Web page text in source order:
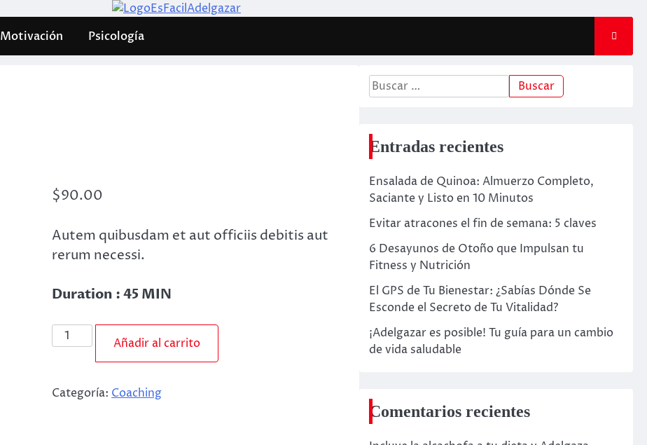
Motivación Psicología
$90.00
Autem quibusdam et aut officiis debitis aut
rerum necessi.
Duration : 45 MIN
Añadir al carrito
Categoría: Coaching
Entradas recientes
Ensalada de Quinoa: Almuerzo Completo,
Saciante y Listo en 10 Minutos
Evitar atracones el fin de semana: 5 claves
6 Desayunos de Otoño que Impulsan tu
Fitness y Nutrición
El GPS de Tu Bienestar: ¿Sabías Dónde Se
Esconde el Secreto de Tu Vitalidad?
¡Adelgazar es posible! Tu guía para un cambio
de vida saludable
Comentarios recientes